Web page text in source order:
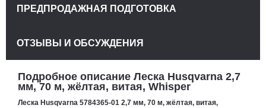
Подробное описание Леска Husqvarna 2,7
мм, 70 м, жёлтая, витая, Whisper
Леска Husqvarna 5784365-01 2,7 мм, 70 м, жёлтая, витая,
ПРЕДПРОДАЖНАЯ ПОДГОТОВКА
ОТЗЫВЫ И ОБСУЖДЕНИЯ